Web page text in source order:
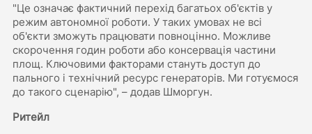
"Це означає фактичний перехід багатьох об'єктів у
режим автономної роботи. У таких умовах не всі
об'єкти зможуть працювати повноцінно. Можливе
скорочення годин роботи або консервація частини
площ. Ключовими факторами стануть доступ до
пального і технічний ресурс генераторів. Ми готуємося
до такого сценарію", – додав Шморгун.
Ритейл